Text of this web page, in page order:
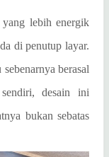
lebih energik
di penutup layar.
berasal
desain ini
bukan sebatas